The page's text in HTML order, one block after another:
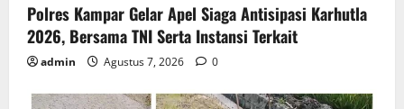
Polres Kampar Gelar Apel Siaga Antisipasi Karhutla
2026, Bersama TNI Serta Instansi Terkait
admin Agustus 7, 2026 0